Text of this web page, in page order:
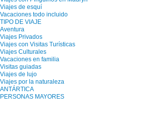
Viajes de esquí
Vacaciones todo incluido
TIPO DE VIAJE
Aventura
Viajes Privados
Viajes con Visitas Turísticas
Viajes Culturales
Vacaciones en familia
Visitas guiadas
Viajes de lujo
Viajes por la naturaleza
ANTÁRTICA
PERSONAS MAYORES